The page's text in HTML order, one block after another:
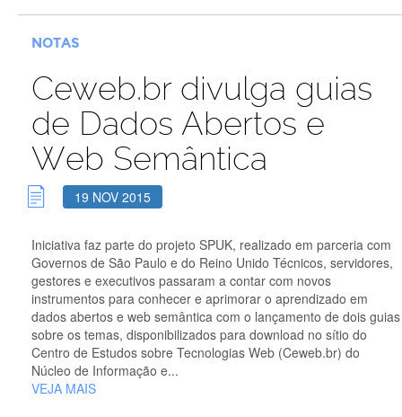
NOTAS
Ceweb.br divulga guias
de Dados Abertos e
Web Semântica
19 NOV 2015
Iniciativa faz parte do projeto SPUK, realizado em parceria com
Governos de São Paulo e do Reino Unido Técnicos, servidores,
gestores e executivos passaram a contar com novos
instrumentos para conhecer e aprimorar o aprendizado em
dados abertos e web semântica com o lançamento de dois guias
sobre os temas, disponibilizados para download no sítio do
Centro de Estudos sobre Tecnologias Web (Ceweb.br) do
Núcleo de Informação e...
VEJA MAIS